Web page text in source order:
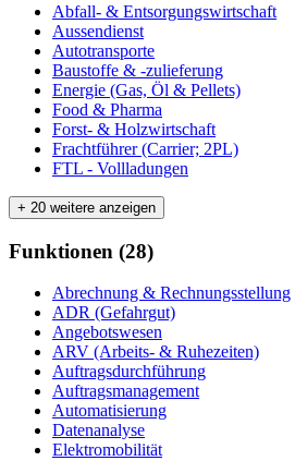
Abfall- & Entsorgungswirtschaft
Aussendienst
Autotransporte
Baustoffe & -zulieferung
Energie (Gas, Öl & Pellets)
Food & Pharma
Forst- & Holzwirtschaft
Frachtführer (Carrier; 2PL)
FTL - Vollladungen
+ 20 weitere anzeigen
Funktionen (28)
Abrechnung & Rechnungsstellung
ADR (Gefahrgut)
Angebotswesen
ARV (Arbeits- & Ruhezeiten)
Auftragsdurchführung
Auftragsmanagement
Automatisierung
Datenanalyse
Elektromobilität